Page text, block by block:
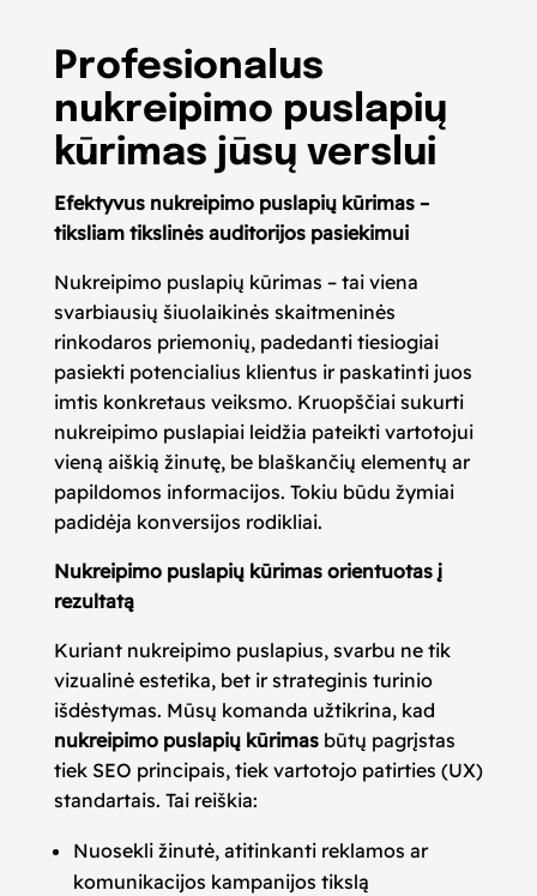
Profesionalus
nukreipimo puslapių
kūrimas jūsų verslui
Efektyvus nukreipimo puslapių kūrimas –
tiksliam tikslinės auditorijos pasiekimui
Nukreipimo puslapių kūrimas – tai viena
svarbiausių šiuolaikinės skaitmeninės
rinkodaros priemonių, padedanti tiesiogiai
pasiekti potencialius klientus ir paskatinti juos
imtis konkretaus veiksmo. Kruopščiai sukurti
nukreipimo puslapiai leidžia pateikti vartotojui
vieną aiškią žinutę, be blaškančių elementų ar
papildomos informacijos. Tokiu būdu žymiai
padidėja konversijos rodikliai.
Nukreipimo puslapių kūrimas orientuotas į
rezultatą
Kuriant nukreipimo puslapius, svarbu ne tik
vizualinė estetika, bet ir strateginis turinio
išdėstymas. Mūsų komanda užtikrina, kad
nukreipimo puslapių kūrimasbūtų pagrįstas
tiek SEO principais, tiek vartotojo patirties (UX)
standartais. Tai reiškia:
Nuosekli žinutė, atitinkanti reklamos ar
komunikacijos kampanijos tikslą